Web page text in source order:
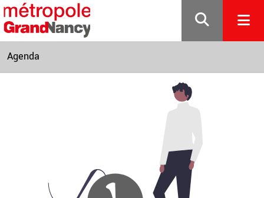
Gestion de vos préférences sur les cookies
Agenda